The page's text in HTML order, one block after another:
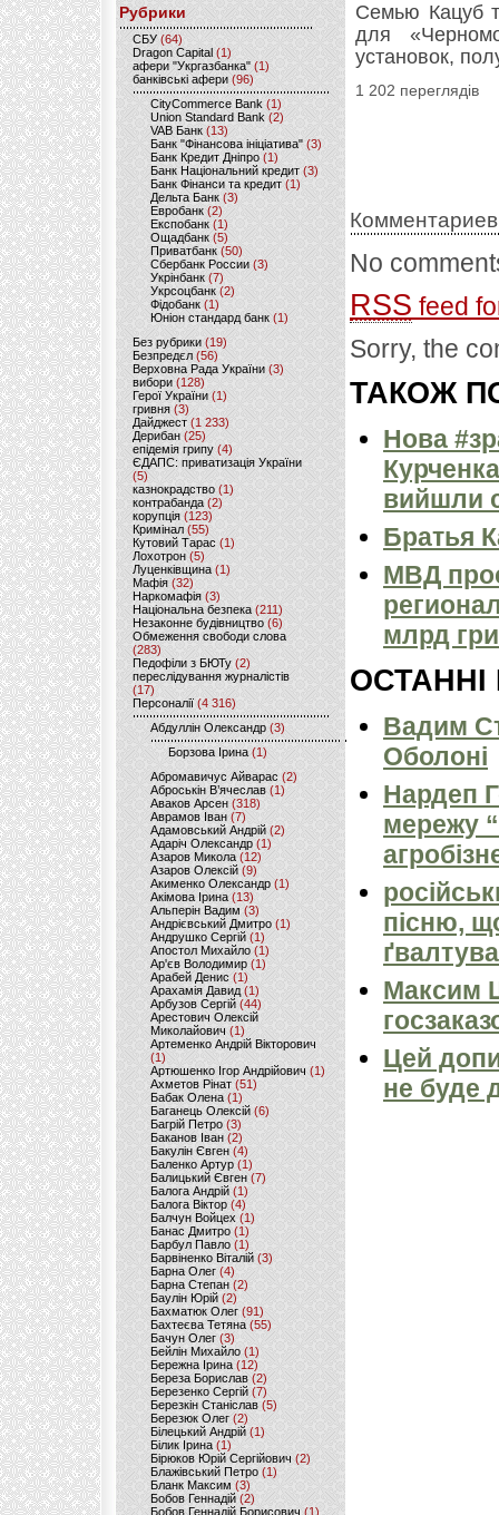
Рубрики
CБУ (64)
Dragon Capital (1)
афери "Укргазбанка" (1)
банківські афери (96)
CityCommerce Bank (1)
Union Standard Bank (2)
VAB Банк (13)
Банк "Фінансова ініціатива" (3)
Банк Кредит Дніпро (1)
Банк Національний кредит (3)
Банк Фінанси та кредит (1)
Дельта Банк (3)
Евробанк(2)
Експобанк (1)
Ощадбанк(5)
Приватбанк (50)
Сбербанк России (3)
Укрінбанк(7)
Укрсоцбанк (2)
Фідобанк (1)
Юніон стандард банк(1)
Без рубрики (19)
Безпредєл(56)
Верховна Рада України (3)
вибори(128)
Герої України(1)
гривня (3)
Дайджест (1 233)
Дерибан (25)
епідемія грипу (4)
ЄДАПС: приватизація України
(5)
казнокрадство (1)
контрабанда (2)
корупція (123)
Кримінал (55)
Кутовий Тарас (1)
Лохотрон(5)
Луценківщина (1)
Мафія (32)
Наркомафія (3)
Національна безпека (211)
Незаконне будівництво(6)
Обмеження свободи слова
(283)
Педофіли з БЮТу (2)
переслідування журналістів
(17)
Персоналії (4 316)
Абдуллін Олександр (3)
Борзова Ірина(1)
Абромавичус Айварас (2)
Аброськін В’ячеслав(1)
Аваков Арсен (318)
Аврамов Іван (7)
Адамовський Андрій(2)
Адаріч Олександр (1)
Азаров Микола (12)
Азаров Олексій (9)
Акименко Олександр(1)
Акімова Ірина(13)
Альперін Вадим (3)
Андрієвський Дмитро(1)
Андрушко Сергій(1)
Апостол Михайло(1)
Ар'єв Володимир (1)
Арабей Денис(1)
Арахамія Давид (1)
Арбузов Сергій (44)
Арестович Олексій
Миколайович(1)
Артеменко Андрій Вікторович
(1)
Артюшенко Ігор Андрійович(1)
Ахметов Рінат(51)
Бабак Олена(1)
Баганець Олексій(6)
Багрій Петро (3)
Баканов Іван(2)
Бакулін Євген (4)
Баленко Артур(1)
Балицький Євген(7)
Балога Андрій (1)
Балога Віктор (4)
Балчун Войцех (1)
Банас Дмитро (1)
Барбул Павло(1)
Барвіненко Віталій(3)
Барна Олег (4)
Барна Степан (2)
Баулін Юрій (2)
Бахматюк Олег (91)
Бахтеєва Тетяна(55)
Бачун Олег (3)
Бейлін Михайло (1)
Бережна Ірина(12)
Береза Борислав(2)
Березенко Сергій (7)
Березкін Станіслав (5)
Березюк Олег(2)
Білецький Андрій (1)
Білик Ірина (1)
Бірюков Юрій Сергійович (2)
Блажівський Петро (1)
Бланк Максим(3)
Бобов Геннадій (2)
Бобов Геннадій Борисович (1)
Семью Кацуб
для
установок,
1 202 переглядів
No
RSS feed
Sorry, the
ТАКОЖ
Нова
вийшли
Братья
МВД
млрд
ОСТАННІ
Вадим
Оболоні
Нардеп
мережу
пісню,
Максим
Цей
не буде